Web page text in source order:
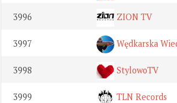
3996 ZION TV
3997 Wędkarska
3998 StylowoTV
3999 TLN Records